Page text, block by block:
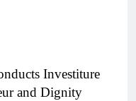
Investiture
and Dignity